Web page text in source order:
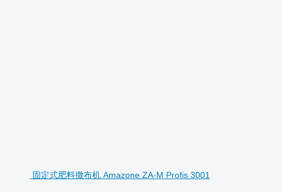
固定式肥料撒布机 Amazone ZA-M Profis 3001